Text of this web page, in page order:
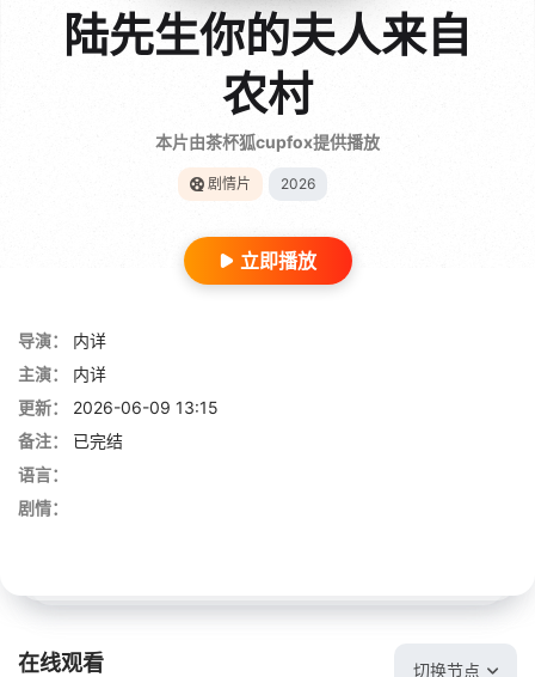
陆先生你的夫人来自
农村
本片由茶杯狐cupfox提供播放
剧情片 2026
立即播放
导演：
内详
主演：
内详
更新：
2026-06-09 13:15
备注：
已完结
语言：
剧情：
在线观看 切换节点